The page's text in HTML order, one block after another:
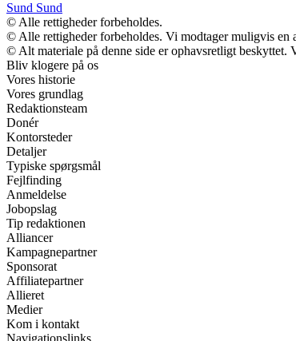
Sund Sund
© Alle rettigheder forbeholdes.
© Alle rettigheder forbeholdes. Vi modtager muligvis en
© Alt materiale på denne side er ophavsretligt
Bliv klogere på os
Vores historie
Vores grundlag
Redaktionsteam
Donér
Kontorsteder
Detaljer
Typiske spørgsmål
Fejlfinding
Anmeldelse
Jobopslag
Tip redaktionen
Alliancer
Kampagnepartner
Sponsorat
Affiliatepartner
Allieret
Medier
Kom i kontakt